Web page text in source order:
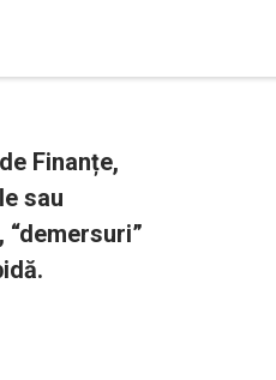
Finanțe,
sau